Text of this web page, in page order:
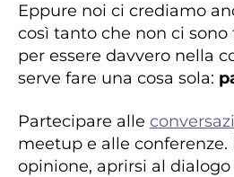
Eppure noi ci crediamo
così tanto che non ci sono
per essere davvero nella
serve fare una cosa sola:
Partecipare alle
meetup e alle conferenze.
opinione, aprirsi al